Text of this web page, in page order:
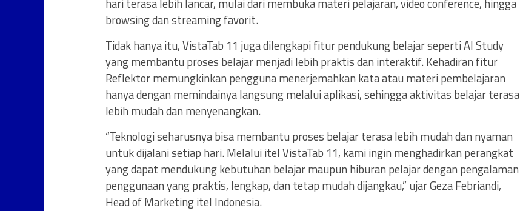
hari terasa lebih lancar, mulai dari membuka materi pelajaran, video conference, hingga
browsing dan streaming favorit.
Tidak hanya itu, VistaTab 11 juga dilengkapi fitur pendukung belajar seperti AI Study
yang membantu proses belajar menjadi lebih praktis dan interaktif. Kehadiran fitur
Reflektor memungkinkan pengguna menerjemahkan kata atau materi pembelajaran
hanya dengan memindainya langsung melalui aplikasi, sehingga aktivitas belajar terasa
lebih mudah dan menyenangkan.
“Teknologi seharusnya bisa membantu proses belajar terasa lebih mudah dan nyaman
untuk dijalani setiap hari. Melalui itel VistaTab 11, kami ingin menghadirkan perangkat
yang dapat mendukung kebutuhan belajar maupun hiburan pelajar dengan pengalaman
penggunaan yang praktis, lengkap, dan tetap mudah dijangkau,” ujar Geza Febriandi,
Head of Marketing itel Indonesia.